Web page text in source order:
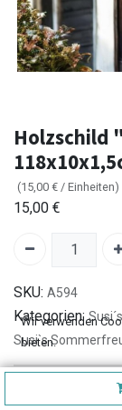
Holzschild
(15,00 € / Einheiten)
15,00 €
SKU: A594
Kategorien:
Susi`s
Versand: 2-
Wir verwenden
bieten.